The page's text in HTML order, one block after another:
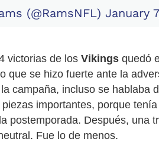
(@RamsNFL) January
victorias de los Vikings quedó
que se hizo fuerte ante la
campaña, incluso se hablaba
importantes, porque
postemporada. Después, una
Fue lo de menos.